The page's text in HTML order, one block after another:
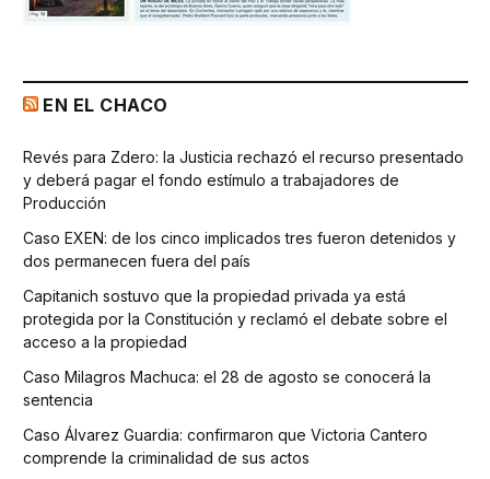
EN EL CHACO
Revés para Zdero: la Justicia rechazó el recurso presentado
y deberá pagar el fondo estímulo a trabajadores de
Producción
Caso EXEN: de los cinco implicados tres fueron detenidos y
dos permanecen fuera del país
Capitanich sostuvo que la propiedad privada ya está
protegida por la Constitución y reclamó el debate sobre el
acceso a la propiedad
Caso Milagros Machuca: el 28 de agosto se conocerá la
sentencia
Caso Álvarez Guardia: confirmaron que Victoria Cantero
comprende la criminalidad de sus actos